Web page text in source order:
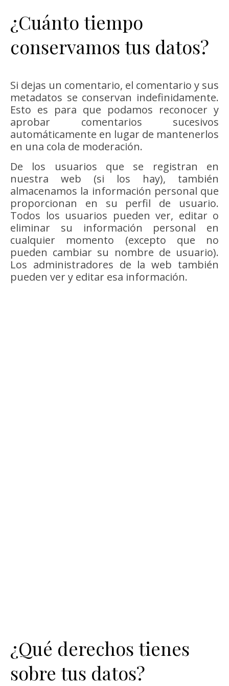
¿Cuánto tiempo
conservamos tus datos?
Si dejas un comentario, el comentario y sus
metadatos se conservan indefinidamente.
Esto es para que podamos reconocer y
aprobar comentarios sucesivos
automáticamente en lugar de mantenerlos
en una cola de moderación.
De los usuarios que se registran en
nuestra web (si los hay), también
almacenamos la información personal que
proporcionan en su perfil de usuario.
Todos los usuarios pueden ver, editar o
eliminar su información personal en
cualquier momento (excepto que no
pueden cambiar su nombre de usuario).
Los administradores de la web también
pueden ver y editar esa información.
¿Qué derechos tienes
sobre tus datos?